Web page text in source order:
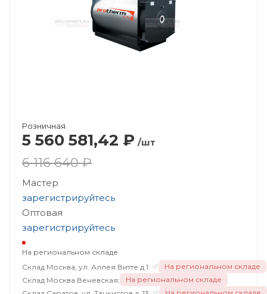
Розничная
5 560 581,42 ₽ /шт
6 116 640 ₽
Мастер
зарегистрируйтесь
Оптовая
зарегистрируйтесь
На региональном складе
Склад Москва, ул. Аллея Витте д.1:
На региональном складе
Склад Москва Веневская:
На региональном складе